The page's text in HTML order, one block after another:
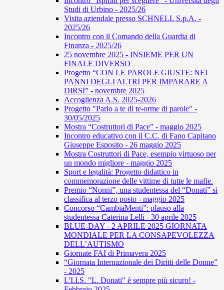
Studi di Urbino - 2025/26
Visita aziendale presso SCHNELL S.p.A. -
2025/26
Incontro con il Comando della Guardia di
Finanza - 2025/26
25 novembre 2025 - INSIEME PER UN
FINALE DIVERSO
Progetto “CON LE PAROLE GIUSTE: NEI
PANNI DEGLI ALTRI PER IMPARARE A
DIRSI” - novembre 2025
Accoglienza A.S. 2025-2026
Progetto "Parlo a te di te-orme di parole" -
30/05/2025
Mostra “Costruttori di Pace” - maggio 2025
Incontro educativo con il C.C. di Fano Capitano
Giuseppe Esposito - 26 maggio 2025
Mostra Costruttori di Pace, esempio virtuoso per
un mondo migliore - maggio 2025
Sport e legalità: Progetto didattico in
commemorazione delle vittime di tutte le mafie.
Premio “Nonni”, una studentessa del “Donati” si
classifica al terzo posto - maggio 2025
Concorso “CambiaMenti”: plauso alla
studentessa Caterina Lelli - 30 aprile 2025
BLUE-DAY - 2 APRILE 2025 GIORNATA
MONDIALE PER LA CONSAPEVOLEZZA
DELL’AUTISMO
Giornate FAI di Primavera 2025
“Giornata Internazionale dei Diritti delle Donne”
- 2025
L'I.I.S. "L. Donati" è sempre più sicuro! -